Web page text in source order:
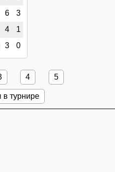
6 3
4 1
3 0
4 5
турнире